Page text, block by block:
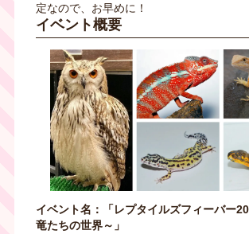
定なので、お早めに！
イベント概要
イベント名：「レプタイルズフィーバー
竜たちの世界～」